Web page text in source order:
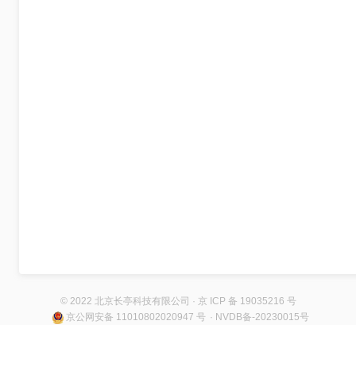
© 2022 北京长亭科技有限公司 · 京 ICP 备 19035216 号
京公网安备 11010802020947 号 · NVDB备-20230015号